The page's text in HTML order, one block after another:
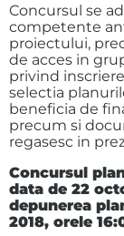
Concursul se
competente
proiectului,
de acces in
privind
selectia
beneficia de
precum si
regasesc in
Concursul
data de 22
depunerea
2018, orele